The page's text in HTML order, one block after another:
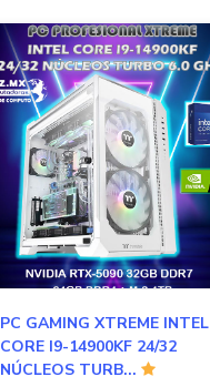
PC GAMING XTREME INTEL
CORE I9-14900KF 24/32
NÚCLEOS TURB...